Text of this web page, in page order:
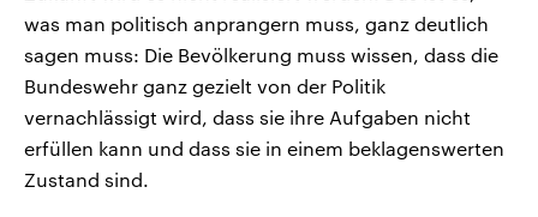
was man politisch anprangern muss, ganz deutlich
sagen muss: Die Bevölkerung muss wissen, dass die
Bundeswehr ganz gezielt von der Politik
vernachlässigt wird, dass sie ihre Aufgaben nicht
erfüllen kann und dass sie in einem beklagenswerten
Zustand sind.